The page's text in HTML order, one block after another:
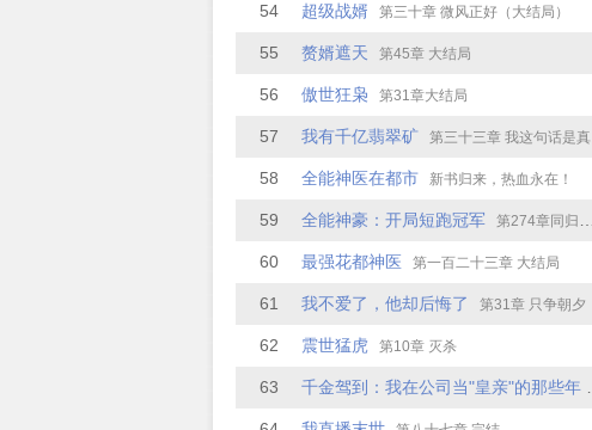
54 超级战婿 第三十章 微风正好（大结局）
55 赘婿遮天 第45章 大结局
56 傲世狂枭 第31章大结局
57 我有千亿翡翠矿 第三十三章 我这句话是真心的
58 全能神医在都市 新书归来，热血永在！
59 全能神豪：开局短跑冠军 第274章同归于尽（大结局）
60 最强花都神医 第一百二十三章 大结局
61 我不爱了，他却后悔了 第31章 只争朝夕
62 震世猛虎 第10章 灭杀
63 千金驾到：我在公司当"皇亲"的那些年